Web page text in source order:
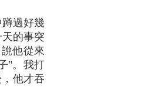
過好幾
的事突
他從來
"。我打
他才吞